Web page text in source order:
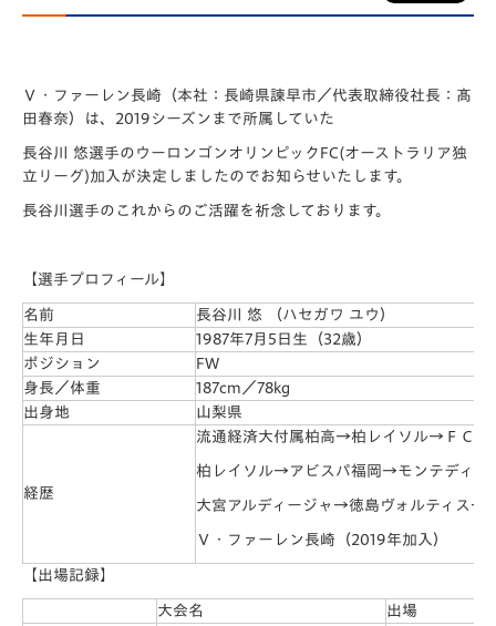
Ｖ・ファーレン長崎（本社：⻑崎県諫早市／代表取締役社⻑：髙
田春奈）は、2019シーズンまで所属していた
長谷川 悠選手のウーロンゴンオリンピックFC(オーストラリア独
立リーグ)加入が決定しましたのでお知らせいたします。
長谷川選手のこれからのご活躍を祈念しております。
【選手プロフィール】
名前
長谷川 悠 （ハセガワ ユウ）
生年月日
1987年7月5日生（32歳）
ポジション
FW
身長／体重
187cm／78kg
出身地
山梨県
経歴
流通経済大付属柏高→柏レイソル→ＦＣ
柏レイソル→アビスパ福岡→モンテディ
大宮アルディージャ→徳島ヴォルティス→
Ｖ・ファーレン長崎（2019年加入）
【出場記録】
大会名 出場